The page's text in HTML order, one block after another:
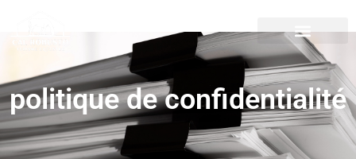
politique de confidentialité